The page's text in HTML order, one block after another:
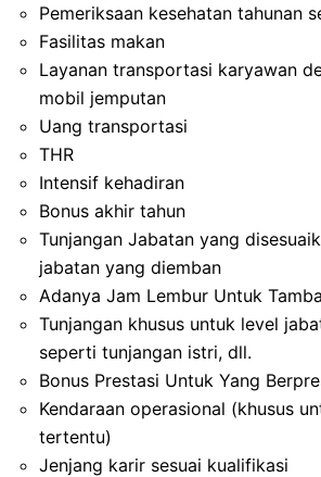
Pemeriksaan kesehatan tahunan
Fasilitas makan
Layanan transportasi karyawan
mobil jemputan
Uang transportasi
THR
Intensif kehadiran
Bonus akhir tahun
Tunjangan Jabatan yang
jabatan yang diemban
Adanya Jam Lembur Untuk
Tunjangan khusus untuk level
seperti tunjangan istri, dll.
Bonus Prestasi Untuk Yang
Kendaraan operasional (khusus
tertentu)
Jenjang karir sesuai kualifikasi